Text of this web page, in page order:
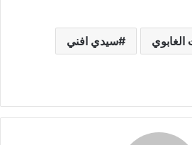
الغابوي سيدي افني